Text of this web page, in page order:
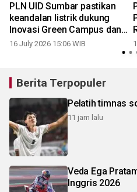
PLN UID Sumbar pastikan
keandalan listrik dukung
Inovasi Green Campus dan
penanaman pohon di
16 July 2026 15:06 WIB
Berita Terpopuler
Pelatih timnas
11 jam lalu
Veda Ega
Inggris 2026